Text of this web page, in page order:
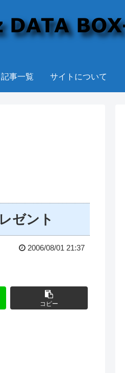
記事一覧 サイトについて
ゼント
2006/08/01 21:37
コピー